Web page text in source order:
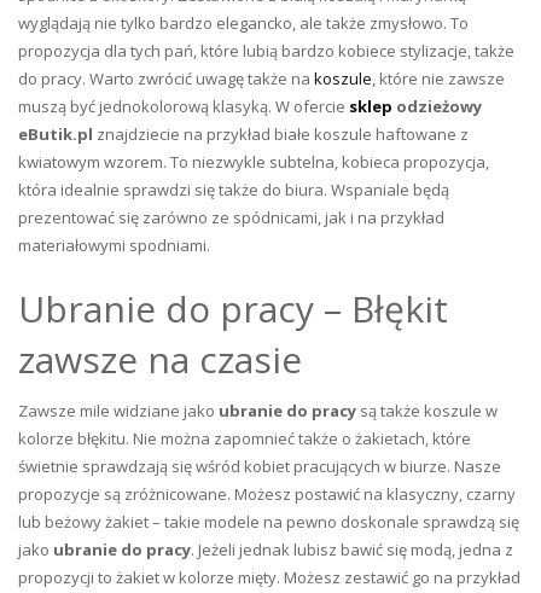
wyglądają nie tylko bardzo elegancko, ale także zmysłowo. To
propozycja dla tych pań, które lubią bardzo kobiece stylizacje, także
do pracy. Warto zwrócić uwagę także na koszule, które nie zawsze
muszą być jednokolorową klasyką. W ofercie sklep odzieżowy
eButik.pl znajdziecie na przykład białe koszule haftowane z
kwiatowym wzorem. To niezwykle subtelna, kobieca propozycja,
która idealnie sprawdzi się także do biura. Wspaniale będą
prezentować się zarówno ze spódnicami, jak i na przykład
materiałowymi spodniami.
Ubranie do pracy – Błękit
zawsze na czasie
Zawsze mile widziane jako ubranie do pracy są także koszule w
kolorze błękitu. Nie można zapomnieć także o żakietach, które
świetnie sprawdzają się wśród kobiet pracujących w biurze. Nasze
propozycje są zróżnicowane. Możesz postawić na klasyczny, czarny
lub beżowy żakiet – takie modele na pewno doskonale sprawdzą się
jako ubranie do pracy. Jeżeli jednak lubisz bawić się modą, jedna z
propozycji to żakiet w kolorze mięty. Możesz zestawić go na przykład